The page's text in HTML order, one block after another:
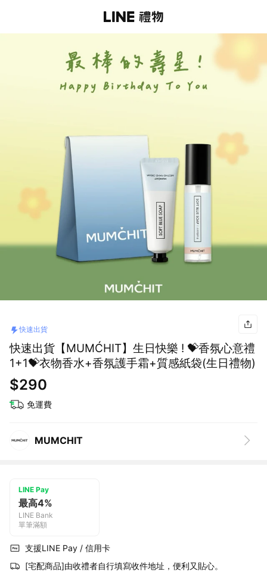
快速出貨
快速出貨【MUMĆHIT】生日快樂 ! 💝香氛心意禮
1+1💝衣物香水+香氛護手霜+質感紙袋(生日禮物)
$290
免運費
MUMCHIT
LINE Pay
最高4%
LINE Bank
單筆滿額
支援LINE Pay / 信用卡
[宅配商品]由收禮者自行填寫收件地址，便利又貼心。